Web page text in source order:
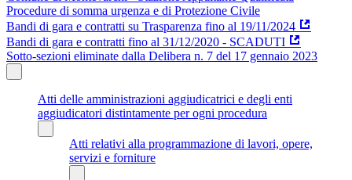
Procedure di somma urgenza e di Protezione Civile
Bandi di gara e contratti su Trasparenza fino al 19/11/2024
Bandi di gara e contratti fino al 31/12/2020 - SCADUTI
Sotto-sezioni eliminate dalla Delibera n. 7 del 17 gennaio 2023
Atti delle amministrazioni aggiudicatrici e degli enti
aggiudicatori distintamente per ogni procedura
Atti relativi alla programmazione di lavori, opere,
servizi e forniture